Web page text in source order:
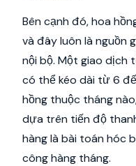
Bên cạnh đó, hoa
và đây luôn là nguồn
nội bộ. Một giao
có thể kéo dài từ 6
hồng thuộc tháng
dựa trên tiến độ
hàng là bài toán hóc
công hàng tháng.